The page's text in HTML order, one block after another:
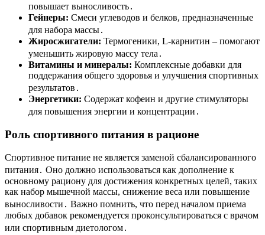
повышает выносливость․
Гейнеры: Смеси углеводов и белков, предназначенные
для набора массы․
Жиросжигатели: Термогеники, L-карнитин – помогают
уменьшить жировую массу тела․
Витамины и минералы: Комплексные добавки для
поддержания общего здоровья и улучшения спортивных
результатов․
Энергетики: Содержат кофеин и другие стимуляторы
для повышения энергии и концентрации․
Роль спортивного питания в рационе
Спортивное питание не является заменой сбалансированного
питания․ Оно должно использоваться как дополнение к
основному рациону для достижения конкретных целей, таких
как набор мышечной массы, снижение веса или повышение
выносливости․ Важно помнить, что перед началом приема
любых добавок рекомендуется проконсультироваться с врачом
или спортивным диетологом․